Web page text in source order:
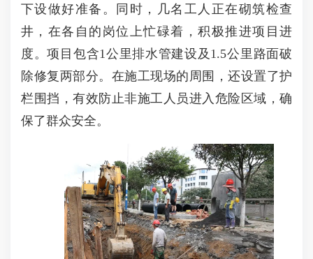
下设做好准备。同时，几名工人正在砌筑检查
井，在各自的岗位上忙碌着，积极推进项目进
度。项目包含1公里排水管建设及1.5公里路面破
除修复两部分。在施工现场的周围，还设置了护
栏围挡，有效防止非施工人员进入危险区域，确
保了群众安全。